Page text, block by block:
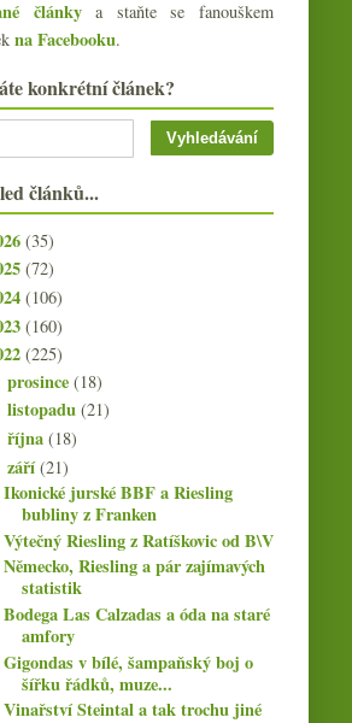
článkya staňte se fanouškem
na Facebooku.
konkrétní článek?
článků...
(35)
(72)
(106)
(160)
(225)
prosince(18)
listopadu(21)
října(18)
září(21)
Ikonické jurské BBF a Riesling
bubliny z Franken
Výtečný Riesling z Ratíškovic od B\V
Německo, Riesling a pár zajímavých
statistik
Bodega Las Calzadas a óda na staré
amfory
Gigondas v bílé, šampaňský boj o
šířku řádků, muze...
Vinařství Steintal a tak trochu jiné